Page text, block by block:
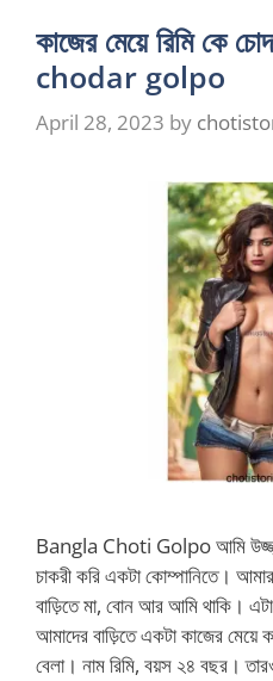
কাজের মেয়ে রিমি কে
chodar golpo
April 28, 2023 by
Bangla Choti Golpo আমি
চাকরী করি একটা কোম্পানিতে।
বাড়িতে মা, বোন আর আমি থাকি।
আমাদের বাড়িতে একটা কাজের
বেলা। নাম রিমি, বয়স ২৪ বছর।